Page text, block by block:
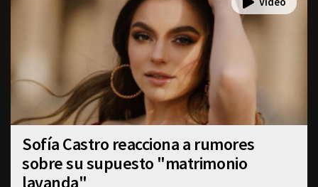
Sofía Castro reacciona a rumores
sobre su supuesto "matrimonio
lavanda"